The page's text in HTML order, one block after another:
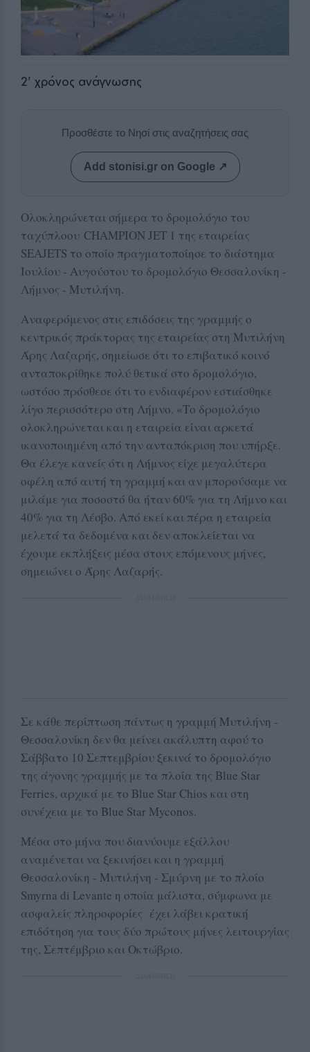
2' χρόνος ανάγνωσης
Προσθέστε το Νησί στις αναζητήσεις σας
Add stonisi.gr on Google ↗
Ολοκληρώνεται σήμερα το δρομολόγιο του
ταχύπλοου CHAMPION JET 1 της εταιρείας
SEAJETS το οποίο πραγματοποίησε το διάστημα
Ιουλίου - Αυγούστου το δρομολόγιο Θεσσαλονίκη -
Λήμνος - Μυτιλήνη.
Αναφερόμενος στις επιδόσεις της γραμμής ο
κεντρικός πράκτορας της εταιρείας στη Μυτιλήνη
Άρης Λαζαρής, σημείωσε ότι το επιβατικό κοινό
ανταποκρίθηκε πολύ θετικά στο δρομολόγιο,
ωστόσο πρόσθεσε ότι το ενδιαφέρον εστιάσθηκε
λίγο περισσότερο στη Λήμνο. «Το δρομολόγιο
ολοκληρώνεται και η εταιρεία είναι αρκετά
ικανοποιημένη από την ανταπόκριση που υπήρξε.
Θα έλεγε κανείς ότι η Λήμνος είχε μεγαλύτερα
οφέλη από αυτή τη γραμμή και αν μπορούσαμε να
μιλάμε για ποσοστό θα ήταν 60% για τη Λήμνο και
40% για τη Λέσβο. Από εκεί και πέρα η εταιρεία
μελετά τα δεδομένα και δεν αποκλείεται να
έχουμε εκπλήξεις μέσα στους επόμενους μήνες,
σημειώνει ο Άρης Λαζαρής.
Σε κάθε περίπτωση πάντως η γραμμή Μυτιλήνη -
Θεσσαλονίκη δεν θα μείνει ακάλυπτη αφού το
Σάββατο 10 Σεπτεμβρίου ξεκινά το δρομολόγιο
της άγονης γραμμής με τα πλοία της Blue Star
Ferries, αρχικά με το Blue Star Chios και στη
συνέχεια με το Blue Star Myconos.
Μέσα στο μήνα που διανύουμε εξάλλου
αναμένεται να ξεκινήσει και η γραμμή
Θεσσαλονίκη - Μυτιλήνη - Σμύρνη με το πλοίο
Smyrna di Levante η οποία μάλιστα, σύμφωνα με
ασφαλείς πληροφορίες έχει λάβει κρατική
επιδότηση για τους δύο πρώτους μήνες λειτουργίας
της, Σεπτέμβριο και Οκτώβριο.